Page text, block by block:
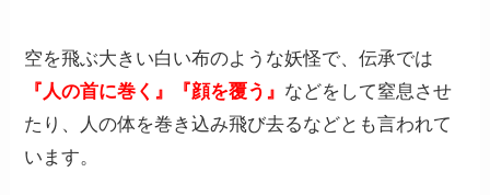
空を飛ぶ大きい白い布のような妖怪で、伝承では
『人の首に巻く』『顔を覆う』 などをして窒息させ
たり、人の体を巻き込み飛び去るなどとも言われて
います。